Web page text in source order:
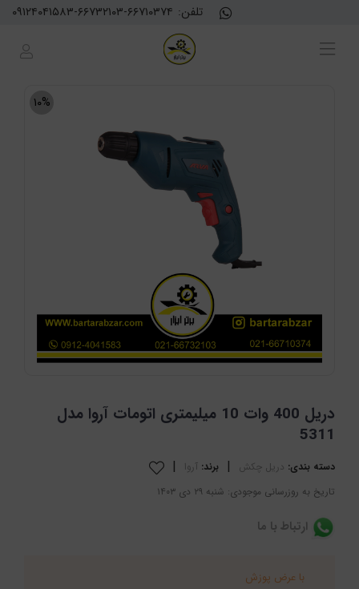
تلفن: ۰۹۱۲۴۰۴۱۵۸۳-۶۶۷۳۲۱۰۳-۶۶۷۱۰۳۷۴
۱۰%
دریل 400 وات 10 میلیمتری اتومات آروا مدل
5311
دسته بندی: دریل چکش | برند: آروا |
تاریخ به روزرسانی موجودی: شنبه ۲۹ دی ۱۴۰۳
ارتباط با ما
با عرض پوزش